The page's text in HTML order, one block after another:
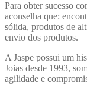
Para obter sucesso
aconselha que:
sólida, produtos de
envio dos produtos.
A Jaspe possui um
Joias desde 1993,
agilidade e